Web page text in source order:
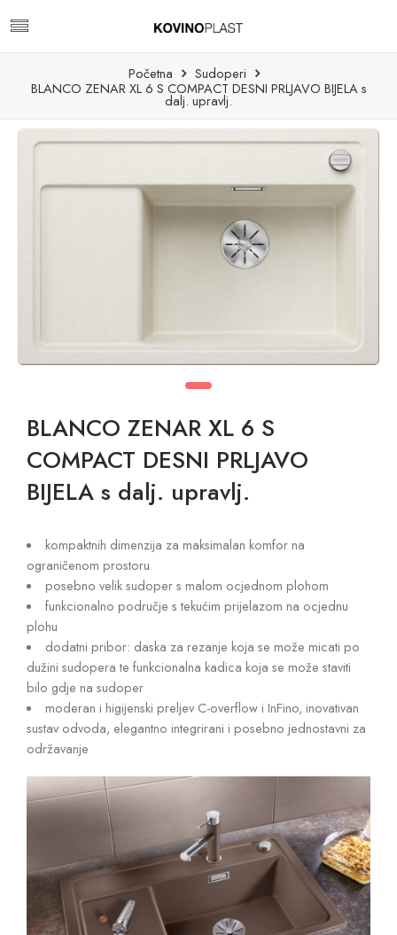
Početna
Sudoperi
BLANCO ZENAR XL 6 S COMPACT DESNI PRLJAVO BIJELA s
dalj. upravlj.
BLANCO ZENAR XL 6 S
COMPACT DESNI PRLJAVO
BIJELA s dalj. upravlj.
kompaktnih dimenzija za maksimalan komfor na
ograničenom prostoru
posebno velik sudoper s malom ocjednom plohom
funkcionalno područje s tekućim prijelazom na ocjednu
plohu
dodatni pribor: daska za rezanje koja se može micati po
dužini sudopera te funkcionalna kadica koja se može staviti
bilo gdje na sudoper
moderan i higijenski preljev C-overflow i InFino, inovativan
sustav odvoda, elegantno integrirani i posebno jednostavni za
održavanje